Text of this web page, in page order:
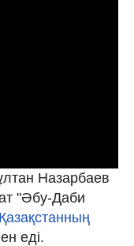
Назарбаев
"Әбу-Даби
Қазақстанның
еді.